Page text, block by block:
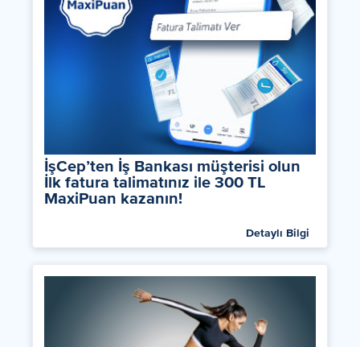
İşCep’ten İş Bankası müşterisi olun
İlk fatura talimatınız ile 300 TL
MaxiPuan kazanın!
Detaylı Bilgi